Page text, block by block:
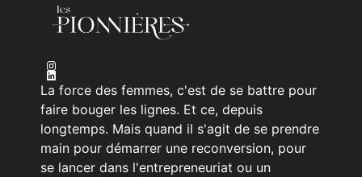
La force des femmes, c'est de se battre pour
faire bouger les lignes. Et ce, depuis
longtemps. Mais quand il s'agit de se prendre
main pour démarrer une reconversion, pour
se lancer dans l'entrepreneuriat ou un